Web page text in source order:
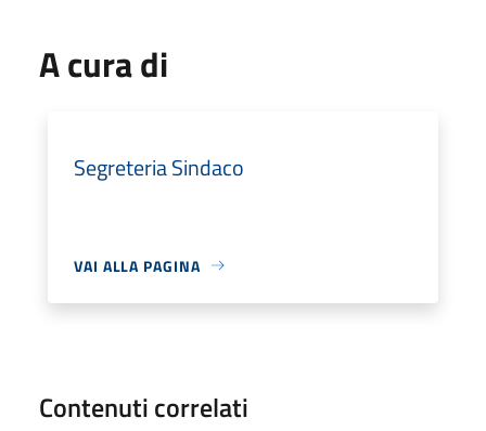
A cura di
Segreteria Sindaco
VAI ALLA PAGINA
Contenuti correlati